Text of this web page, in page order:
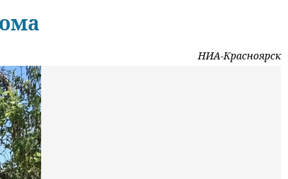
НИА-Красноярск